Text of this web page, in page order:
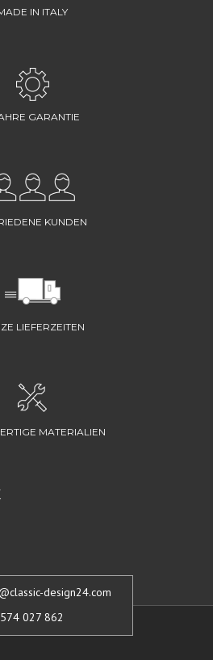
IN ITALY
GARANTIE
KUNDEN
LIEFERZEITEN
MATERIALIEN
design24.com
027 862